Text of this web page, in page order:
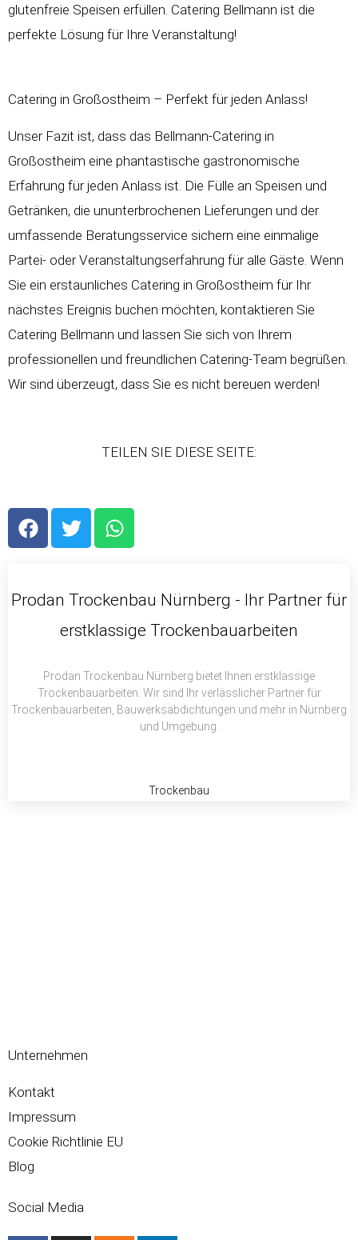
glutenfreie Speisen erfüllen. Catering Bellmann ist die
perfekte Lösung für Ihre Veranstaltung!
Catering in Großostheim – Perfekt für jeden Anlass!
Unser Fazit ist, dass das Bellmann-Catering in
Großostheim eine phantastische gastronomische
Erfahrung für jeden Anlass ist. Die Fülle an Speisen und
Getränken, die ununterbrochenen Lieferungen und der
umfassende Beratungsservice sichern eine einmalige
Partei- oder Veranstaltungserfahrung für alle Gäste. Wenn
Sie ein erstaunliches Catering in Großostheim für Ihr
nächstes Ereignis buchen möchten, kontaktieren Sie
Catering Bellmann und lassen Sie sich von Ihrem
professionellen und freundlichen Catering-Team begrüßen.
Wir sind überzeugt, dass Sie es nicht bereuen werden!
TEILEN SIE DIESE SEITE:
F
a
b
T
w
t
r
W
h
s
p
Prodan Trockenbau Nürnberg - Ihr Partner für
erstklassige Trockenbauarbeiten
Prodan Trockenbau Nürnberg bietet Ihnen erstklassige
Trockenbauarbeiten. Wir sind Ihr verlässlicher Partner für
Trockenbauarbeiten, Bauwerksabdichtungen und mehr in Nürnberg
und Umgebung.
Trockenbau
Unternehmen
Kontakt
Impressum
Cookie Richtlinie EU
Blog
Social Media